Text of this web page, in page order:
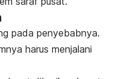
pada penyebabnya.
harus menjalani